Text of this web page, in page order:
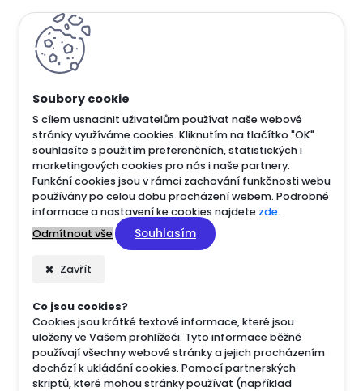
S cílem usnadnit uživatelům používat naše webové
stránky využíváme cookies. Kliknutím na tlačítko "OK"
souhlasíte s použitím preferenčních, statistických i
marketingových cookies pro nás i naše partnery.
Funkční cookies jsou v rámci zachování funkčnosti webu
používány po celou dobu procházení webem. Podrobné
informace a nastavení ke cookies najdete zde.
Odmítnout vše
Souhlasím
Zavřít
Co jsou cookies?
Cookies jsou krátké textové informace, které jsou
uloženy ve Vašem prohlížeči. Tyto informace běžně
používají všechny webové stránky a jejich procházením
dochází k ukládání cookies. Pomocí partnerských
skriptů, které mohou stránky používat (například